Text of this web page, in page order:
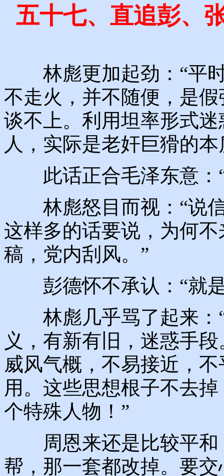
五十七、直追彭、
林彪更加起劲：“平时
不走火，并不随便，是
谈不上。利用坦率形式
人，实际是老奸巨猾的本
此话正合毛泽东意：“
林彪怒目而视：“说信
这样多的话要说，为何
稿，党内刮风。”
彭德怀不承认：“就是
林彪几乎骂了起来：“
义，有新有旧，迷惑手
威风气概，不易接近，
用。这些思想根子不去
个特殊人物！”
周恩来还是比较平和
帮，那一套都改掉。要